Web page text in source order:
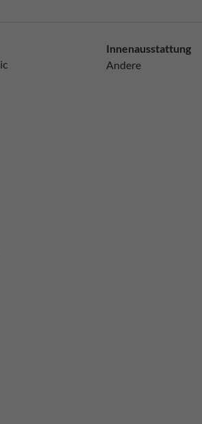
Innenausstattung
Andere